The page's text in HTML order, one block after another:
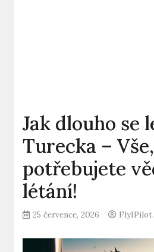
Jak dlouho se
Turecka –
potřebujete
létání!
25 července, 2026